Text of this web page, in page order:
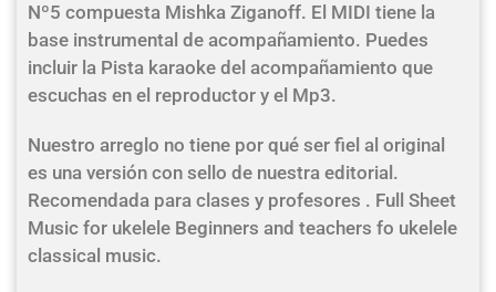
Nº5 compuesta Mishka Ziganoff. El MIDI tiene la
base instrumental de acompañamiento. Puedes
incluir la Pista karaoke del acompañamiento que
escuchas en el reproductor y el Mp3.
Nuestro arreglo no tiene por qué ser fiel al original
es una versión con sello de nuestra editorial.
Recomendada para clases y profesores . Full Sheet
Music for ukelele Beginners and teachers fo ukelele
classical music.